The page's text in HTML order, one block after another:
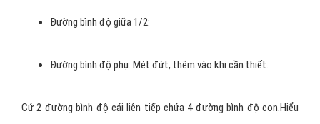
Đường bình độ giữa 1/2:
Đường bình độ phụ: Mét đứt, thêm vào khi cần thiết.
Cứ 2 đường bình độ cái liên tiếp chứa 4 đường bình độ con.Hiểu